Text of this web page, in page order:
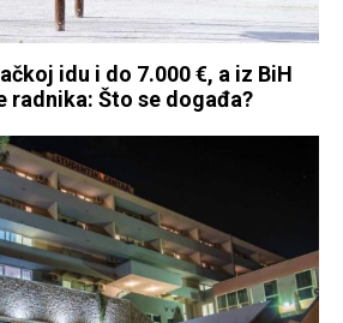
idu i do 7.000 €, a iz BiH
radnika: Što se događa?